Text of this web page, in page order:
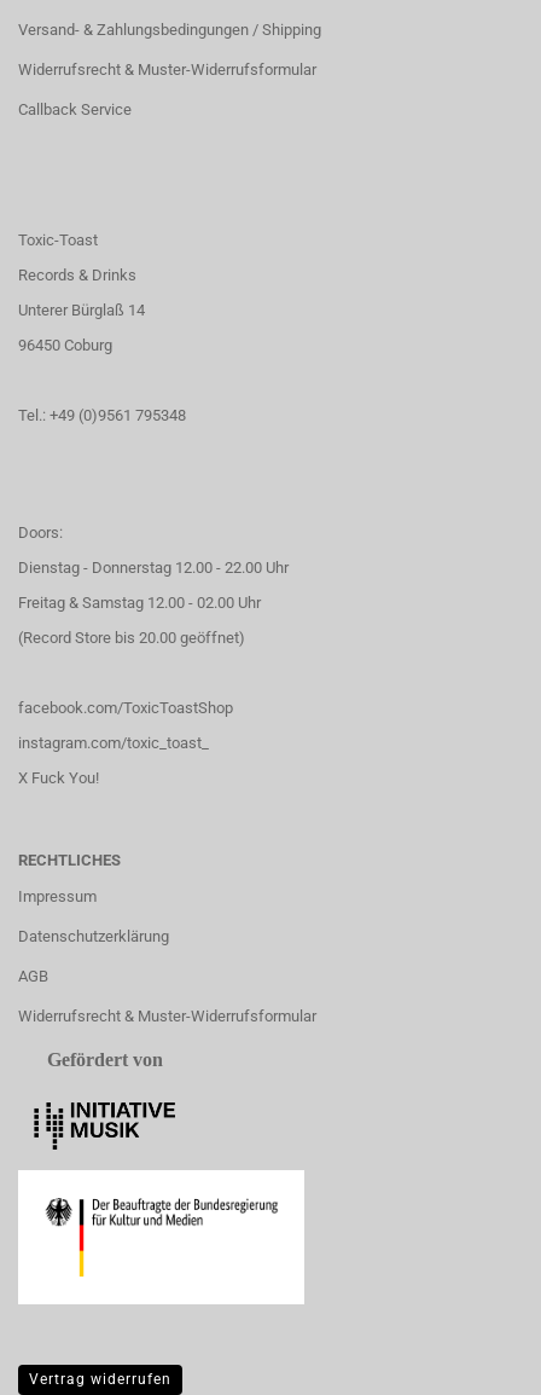
Versand- & Zahlungsbedingungen / Shipping
Widerrufsrecht & Muster-Widerrufsformular
Callback Service
Toxic-Toast
Records & Drinks
Unterer Bürglaß 14
96450 Coburg
Tel.: +49 (0)9561 795348
Doors:
Dienstag - Donnerstag 12.00 - 22.00 Uhr
Freitag & Samstag 12.00 - 02.00 Uhr
(Record Store bis 20.00 geöffnet)
facebook.com/ToxicToastShop
instagram.com/toxic_toast_
X Fuck You!
RECHTLICHES
Impressum
Datenschutzerklärung
AGB
Widerrufsrecht & Muster-Widerrufsformular
Gefördert von
Vertrag widerrufen